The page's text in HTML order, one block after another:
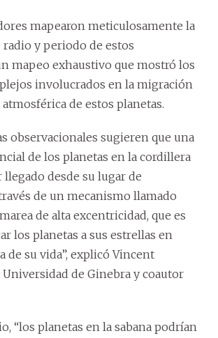
mapearon meticulosamente la
y periodo de estos
mapeo exhaustivo que mostró los
involucrados en la migración
de estos planetas.
observacionales sugieren que una
de los planetas en la cordillera
desde su lugar de
de un mecanismo llamado
de alta excentricidad, que es
los planetas a sus estrellas en
de su vida”, explicó Vincent
de Ginebra y coautor
“los planetas en la sabana podrían